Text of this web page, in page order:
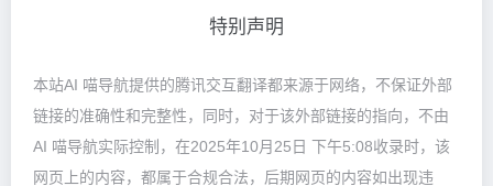
特别声明
本站AI 喵导航提供的腾讯交互翻译都来源于网络，不保证外部
链接的准确性和完整性，同时，对于该外部链接的指向，不由
AI 喵导航实际控制，在2025年10月25日 下午5:08收录时，该
网页上的内容，都属于合规合法，后期网页的内容如出现违